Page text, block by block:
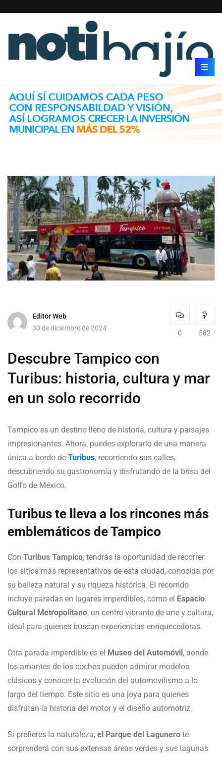
Editor Web
30 de diciembre de 2024
0 582
Descubre Tampico con
Turibus: historia, cultura y mar
en un solo recorrido
Tampico es un destino lleno de historia, cultura y paisajes
impresionantes. Ahora, puedes explorarlo de una manera
única a bordo de Turibus, recorriendo sus calles,
descubriendo su gastronomía y disfrutando de la brisa del
Golfo de México.
Turibus te lleva a los rincones más
emblemáticos de Tampico
Con Turibus Tampico, tendrás la oportunidad de recorrer
los sitios más representativos de esta ciudad, conocida por
su belleza natural y su riqueza histórica. El recorrido
incluye paradas en lugares imperdibles, como el Espacio
Cultural Metropolitano, un centro vibrante de arte y cultura,
ideal para quienes buscan experiencias enriquecedoras.
Otra parada imperdible es el Museo del Automóvil , donde
los amantes de los coches pueden admirar modelos
clásicos y conocer la evolución del automovilismo a lo
largo del tiempo. Este sitio es una joya para quienes
disfrutan la historia del motor y el diseño automotriz.
Si prefieres la naturaleza, el Parque del Lagunero te
sorprenderá con sus extensas áreas verdes y sus lagunas